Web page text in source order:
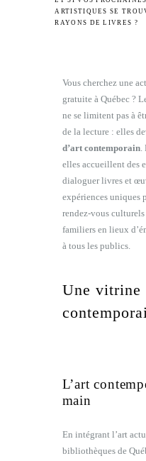
ARTISTIQUES SE
RAYONS DE LIVRES ?
Vous cherchez une
gratuite à Québec ?
ne se limitent pas à
de la lecture : elles
d’art contemporain.
elles accueillent des
dialoguer livres et
expériences uniques
rendez-vous culturels
familiers en lieux
à tous les publics.
Une vitrine
L’art
main
En intégrant l’art
bibliothèques de